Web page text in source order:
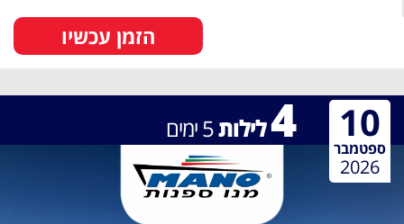
הזמן עכשיו
4לילות5ימים 10
ספטמבר
2026